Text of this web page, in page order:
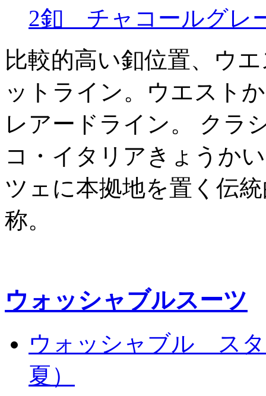
2釦 チャコールグレ
比較的高い釦位置、ウ
ットライン。ウエスト
レアードライン。 クラ
コ・イタリアきょうか
ツェに本拠地を置く伝
称。
ウォッシャブルスーツ
ウォッシャブル スタ
夏）